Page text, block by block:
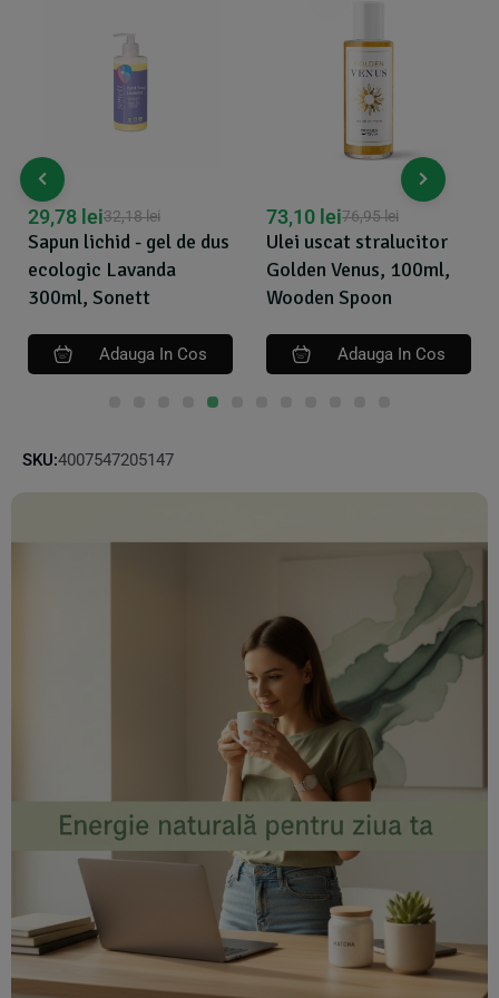
Sapun lichid - gel de dus
ecologic Lavanda
300ml, Sonett
32,18lei
29,78 lei
Adauga In Cos
Ulei uscat stralucitor
Golden Venus, 100ml,
Wooden Spoon
76,95lei
73,10 lei
Adauga In Cos
SKU:4007547205147